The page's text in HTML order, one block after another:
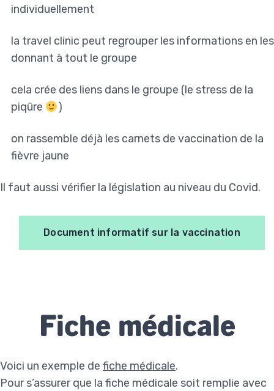
individuellement
la travel clinic peut regrouper les informations en les
donnant à tout le groupe
cela crée des liens dans le groupe (le stress de la
piqûre
)
on rassemble déjà les carnets de vaccination de la
fièvre jaune
Il faut aussi vérifier la législation au niveau du Covid.
Document informatif sur la vaccination
Fiche médicale
Voici un exemple de fiche médicale.
Pour s’assurer que la fiche médicale soit remplie avec